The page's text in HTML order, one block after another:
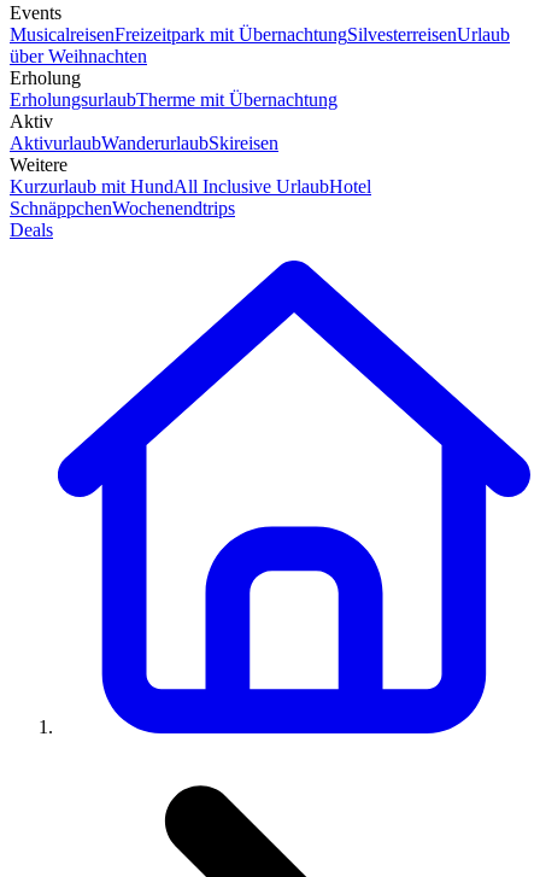
Events
MusicalreisenFreizeitpark mit ÜbernachtungSilvesterreisenUrlaub
über Weihnachten
Erholung
ErholungsurlaubTherme mit Übernachtung
Aktiv
AktivurlaubWanderurlaubSkireisen
Weitere
Kurzurlaub mit HundAll Inclusive UrlaubHotel
SchnäppchenWochenendtrips
Deals